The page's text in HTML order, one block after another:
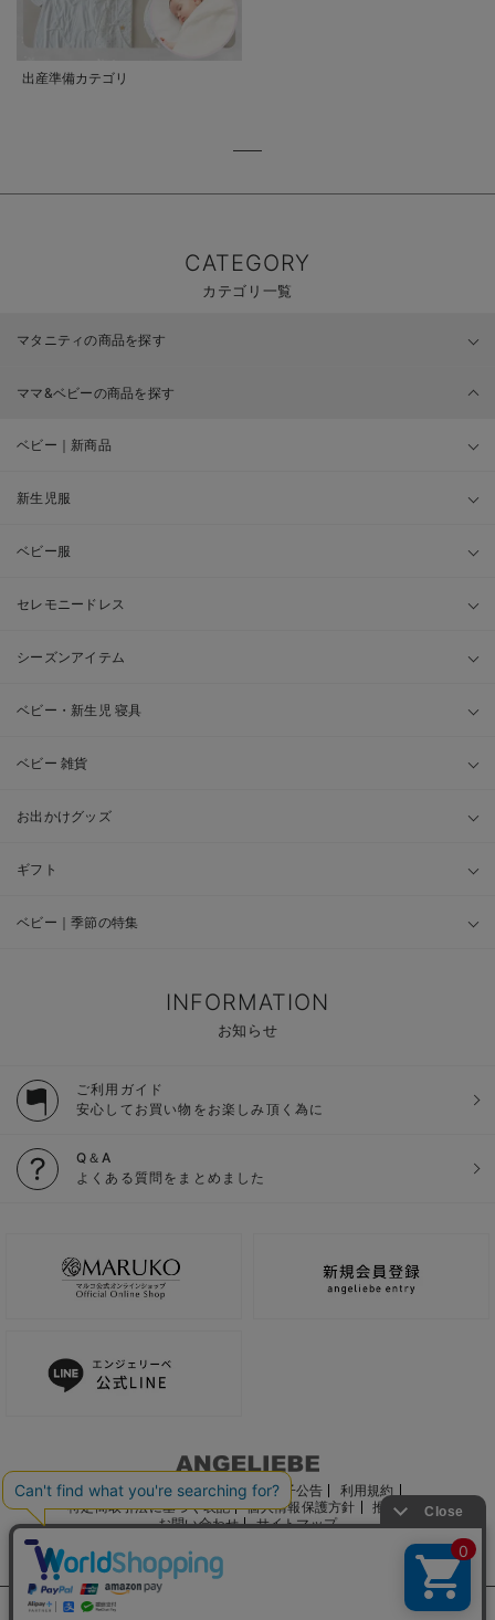
出産準備カテゴリ
CATEGORY
カテゴリ一覧
マタニティの商品を探す
ママ&ベビーの商品を探す
ベビー｜新商品
新生児服
ベビー服
セレモニードレス
シーズンアイテム
ベビー・新生児 寝具
ベビー 雑貨
お出かけグッズ
ギフト
ベビー｜季節の特集
INFORMATION
お知らせ
ご利用ガイド
安心してお買い物をお楽しみ頂く為に
Q＆A
よくある質問をまとめました
ご利用ガイド 会社概要 電子公告
利用規約
特定商取引法に基づく表記
個人情報保護方針
推奨環境
お問い合わせ
サイトマップ
サイト内の文章、画像などの著作物はマルコ株式会社に属します。